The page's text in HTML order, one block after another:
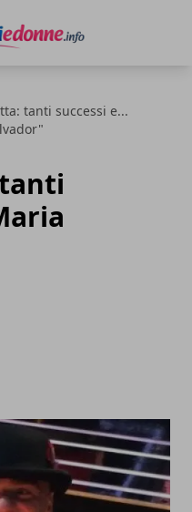
tanti successi e...